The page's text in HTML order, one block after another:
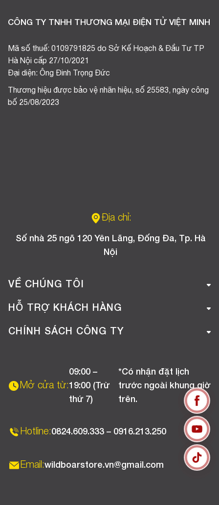
CÔNG TY TNHH THƯƠNG MẠI ĐIỆN TỬ VIỆT MINH
Mã số thuế: 0109791825 do Sở Kế Hoạch & Đầu Tư TP
Hà Nội cấp 27/10/2021
Đại diện: Ông Đinh Trọng Đức
Thương hiệu được bảo vệ nhãn hiệu, số 25583, ngày công
bố 25/08/2023
Địa chỉ:
Số nhà 25 ngõ 120 Yên Lãng, Đống Đa, Tp. Hà
Nội
VỀ CHÚNG TÔI
Giới thiệu công ty
Tuyển dụng
HỖ TRỢ KHÁCH HÀNG
Hướng dẫn mua hàng online
Chương trình khuyến mãi
CHÍNH SÁCH CÔNG TY
Chính sách bảo hành
Mở cửa từ:
09:00 –
19:00 (Trừ
thứ 7)
*Có nhận đặt lịch
trước ngoài khung giờ
trên.
Hotline:0824.609.333 – 0916.213.250
Email:wildboarstore.vn@gmail.com